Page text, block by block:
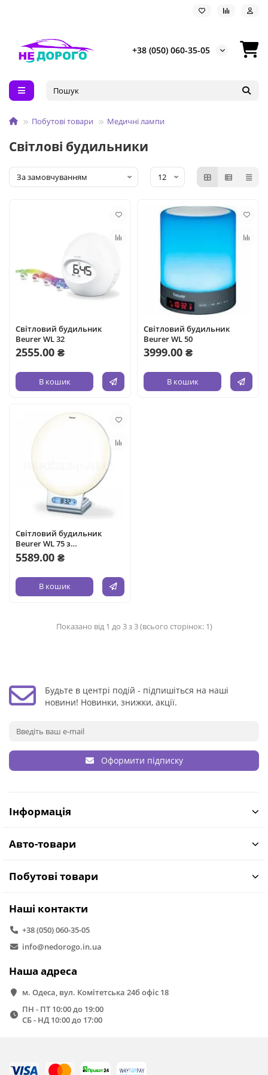
+38 (050) 060-35-05
Побутові товари Медичні лампи
Світлові будильники
Світловий будильник
Beurer WL 32
2555.00 ₴
В кошик
Світловий будильник
Beurer WL 50
3999.00 ₴
В кошик
Світловий будильник
Beurer WL 75 з
антидепресійною лампою
5589.00 ₴
В кошик
Показано від 1 до 3 з 3 (всього сторінок: 1)
Будьте в центрі подій - підпишіться на наші
новини! Новинки, знижки, акції.
Оформити підписку
Інформація
Авто-товари
Побутові товари
Наші контакти
+38 (050) 060-35-05
info@nedorogo.in.ua
Наша адреса
м. Одеса, вул. Комітетська 24б офіс 18
ПН - ПТ 10:00 до 19:00
СБ - НД 10:00 до 17:00